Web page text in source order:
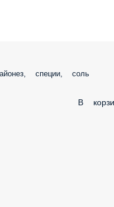
специи, соль
В